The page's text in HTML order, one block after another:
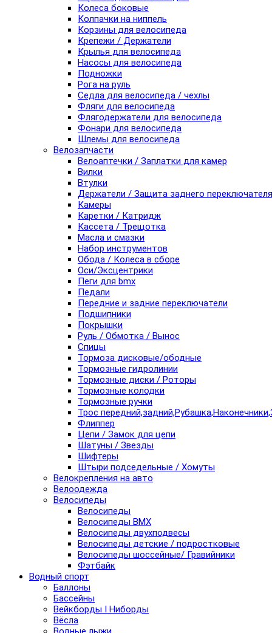
Колеса боковые
Колпачки на ниппель
Корзины для велосипеда
Крепежи / Держатели
Крылья для велосипеда
Насосы для велосипеда
Подножки
Рога на руль
Седла для велосипеда / чехлы
Фляги для велосипеда
Флягодержатели для велосипеда
Фонари для велосипеда
Шлемы для велосипеда
Велозапчасти
Велоаптечки / Заплатки для камер
Вилки
Втулки
Держатели / Защита заднего переключателя
Камеры
Каретки / Катридж
Кассета / Трещотка
Масла и смазки
Набор инструментов
Обода / Колеса в сборе
Оси/Эксцентрики
Пеги для bmx
Педали
Передние и задние переключатели
Подшипники
Покрышки
Руль / Обмотка / Вынос
Спицы
Тормоза дисковые/ободные
Тормозные гидролинии
Тормозные диски / Роторы
Тормозные колодки
Тормозные ручки
Трос
Флиппер
Цепи / Замок для цепи
Шатуны / Звезды
Шифтеры
Штыри подседельные / Хомуты
Велокрепления на авто
Велоодежда
Велосипеды
Велосипеды
Велосипеды BMX
Велосипеды двухподвесы
Велосипеды детские / подростковые
Велосипеды шоссейные/ Гравийники
Фэтбайк
Водный спорт
Баллоны
Бассейны
Вейкборды I Ниборды
Вёсла